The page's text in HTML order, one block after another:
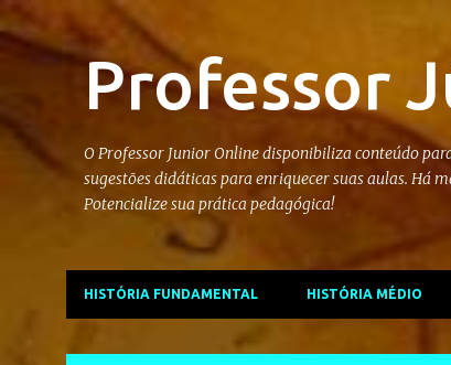
Professor
O Professor Junior Online disponibiliza conteúdo
sugestões didáticas para enriquecer suas aulas. Há
Potencialize sua prática pedagógica!
HISTÓRIA FUNDAMENTAL HISTÓRIA MÉDIO